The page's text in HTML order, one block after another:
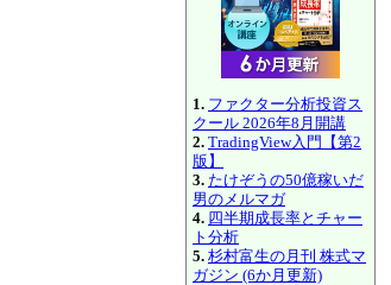
1. ファクター分析投資ス
クール 2026年8月開講
2. TradingView入門【第2
版】
3. たけぞうの50億稼いだ
男のメルマガ
4. 四半期成長率とチャー
ト分析
5. 杉村富生の月刊 株式マ
ガジン (6か月更新)